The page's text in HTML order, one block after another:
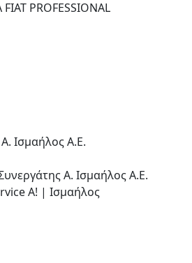
PROFESSIONAL
Ισμαήλος Α.Ε.
A. Ισμαήλος Α.Ε.
A! | Ισμαήλος